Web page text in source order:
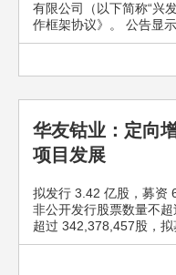
有限公司（以下简称“兴
作框架协议》。 公告显
华友钴业：定向
项目发展
拟发行 3.42 亿股，募资
非公开发行股票数量不
超过 342,378,457股，